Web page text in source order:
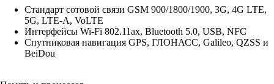
Стандарт сотовой связи GSM 900/1800/1900, 3G, 4G LTE,
5G, LTE-A, VoLTE
Интерфейсы Wi-Fi 802.11ax, Bluetooth 5.0, USB, NFC
Спутниковая навигация GPS, ГЛОНАСС, Galileo, QZSS и
BeiDou